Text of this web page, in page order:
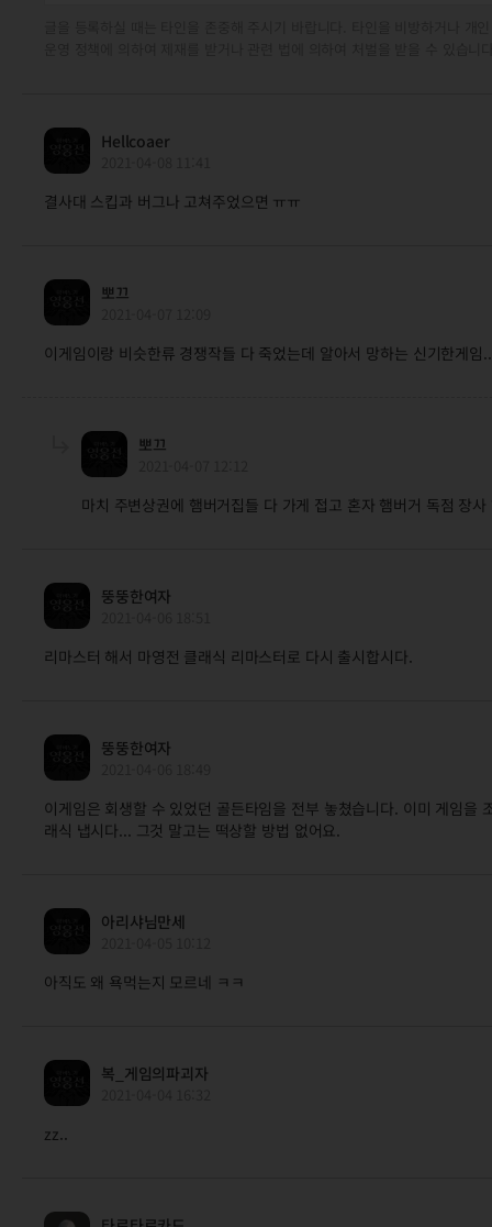
Hellcoaer
결사대 스킵과 버그나 고쳐주었으면 ㅠㅠ
뽀끄
이게임이랑 비슷한류 경쟁작들 다 죽었는데 알아서 망하는 신기한게임
뽀끄
마치 주변상권에 햄버거집들 다 가게 접고 혼자 햄버거 독점 장
뚱뚱한여자
리마스터 해서 마영전 클래식 리마스터로 다시 출시합시다.
뚱뚱한여자
이게임은 회생할 수 있었던 골든타임을 전부 놓쳤습니다. 이미 게임
래식 냅시다... 그것 말고는 떡상할 방법 없어요.
아리샤님만세
아직도 왜 욕먹는지 모르네 ㅋㅋ
복_게임의파괴자
zz..